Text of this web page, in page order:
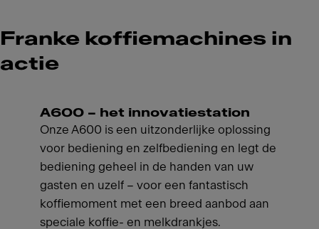
Franke koffiemachines in
actie
A600 – het innovatiestation
Onze A600 is een uitzonderlijke oplossing
voor bediening en zelfbediening en legt de
bediening geheel in de handen van uw
gasten en uzelf – voor een fantastisch
koffiemoment met een breed aanbod aan
speciale koffie- en melkdrankjes.